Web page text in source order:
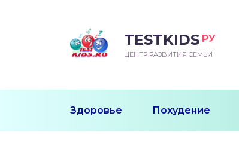
TESTKIDS РУ
ЦЕНТР РАЗВИТИЯ СЕМЬИ
Здоровье Похудение
МЕСЯЦ
УЧИТСЯ
ПОСЛЕ ГОДА
К ШКОЛЕ
ДОШКОЛЬНИКА
ШКОЛА
ШКОЛЬНИКА
ШКОЛЬНИКА